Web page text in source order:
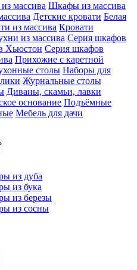
массива Шкафы из массива
Детские кровати Белая
из массива Кровати
из массива Серия шкафов
Хьюстон Серия шкафов
Прихожие с каретной
столы Наборы для
Журнальные столы
Диваны, скамьи, лавки
основание Подъёмные
Мебель для дачи
из дуба
из бука
из березы
из сосны